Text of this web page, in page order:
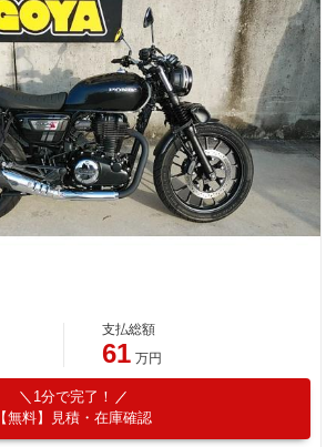
支払総額
61 万円
1分で完了！
【無料】見積・在庫確認